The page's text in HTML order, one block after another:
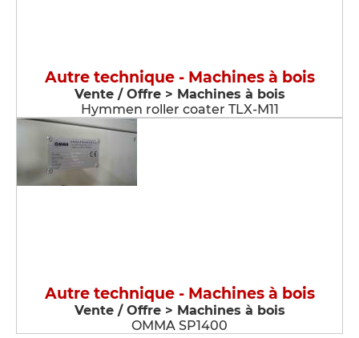
Autre technique - Machines à bois
Vente / Offre > Machines à bois
Hymmen roller coater TLX-M11
Autre technique - Machines à bois
Vente / Offre > Machines à bois
OMMA SP1400